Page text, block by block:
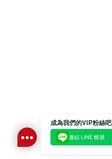
成為我們的VIP粉絲吧
連結 LINE 帳號